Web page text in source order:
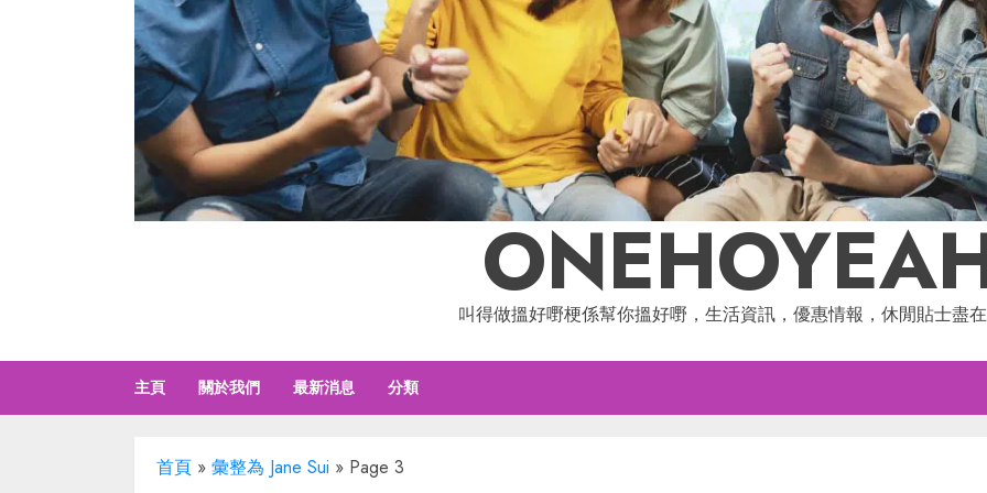
叫得做搵好嘢梗係幫你搵好嘢，生活資訊，優惠情報，休閒貼士盡
主頁 關於我們 最新消息 分類
首頁 » 彙整為 Jane Sui » Page 3